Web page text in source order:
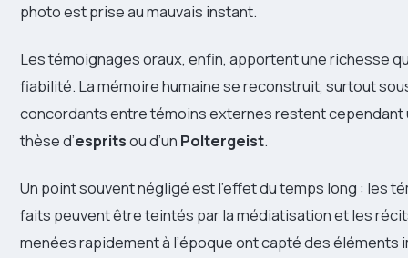
photo est prise au mauvais instant.
Les témoignages oraux, enfin, apportent une richesse
fiabilité. La mémoire humaine se reconstruit, surtout
concordants entre témoins externes restent
thèse d’espritsou d’un Poltergeist.
Un point souvent négligé est l’effet du temps long : les
faits peuvent être teintés par la médiatisation et les
menées rapidement à l’époque ont capté des